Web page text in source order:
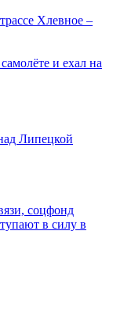
Хлевное –
и ехал на
Липецкой
соцфонд
в силу в